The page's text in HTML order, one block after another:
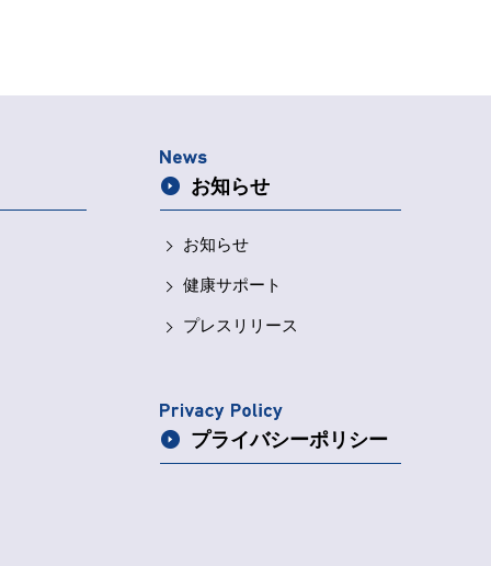
お知らせ
お知らせ
健康サポート
プレスリリース
プライバシーポリシー